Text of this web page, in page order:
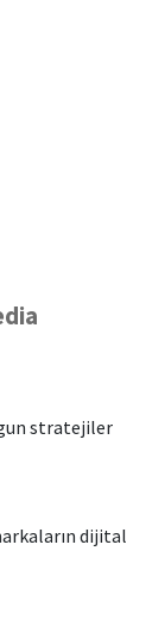
stratejiler
dijital